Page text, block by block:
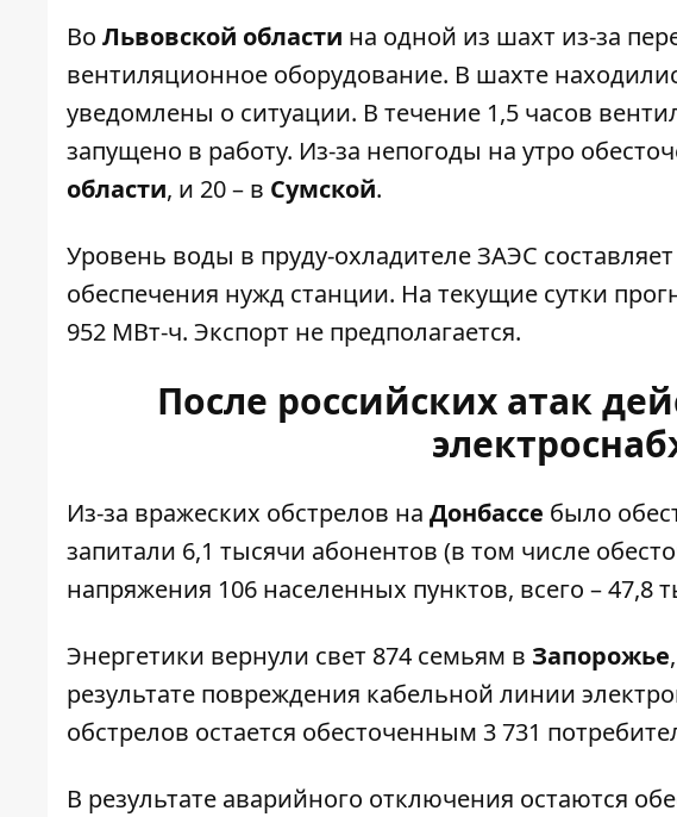
Во Львовской области на одной из шахт из-за
вентиляционное оборудование. В шахте
уведомлены о ситуации. В течение 1,5 часов
запущено в работу. Из-за непогоды на утро
области, и 20 – в Сумской.
Уровень воды в пруду-охладителе ЗАЭС
обеспечения нужд станции. На текущие сутки
952 МВт-ч. Экспорт не предполагается.
После российских атак
Из-за вражеских обстрелов на Донбассе было
запитали 6,1 тысячи абонентов (в том числе
напряжения 106 населенных пунктов, всего – 47,8
Энергетики вернули свет 874 семьям в Запорожье
результате повреждения кабельной линии
обстрелов остается обесточенным 3 731
В результате аварийного отключения остаются